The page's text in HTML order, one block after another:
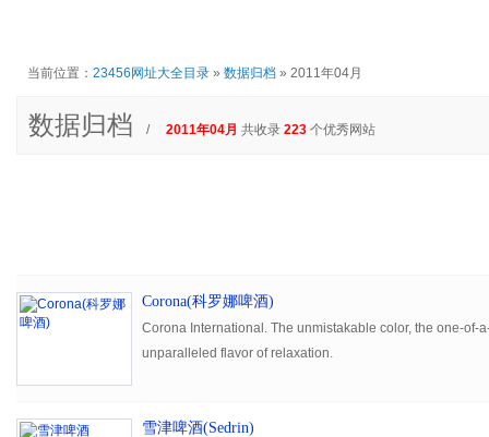
当前位置： 23456网址大全目录 » 数据归档 » 2011年04月
数据归档 / 2011年04月 共收录 223 个优秀网站
Corona(科罗娜啤酒)
Corona International. The unmistakable color, the one-of-
unparalleled flavor of relaxation.
雪津啤酒(Sedrin)